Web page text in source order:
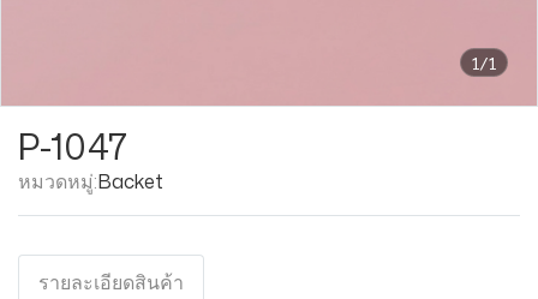
1/1
P-1047
หมวดหมู่:Backet
รายละเอียดสินค้า